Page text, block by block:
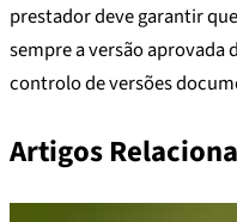
prestador deve garantir
sempre a versão
controlo de versões
Artigos